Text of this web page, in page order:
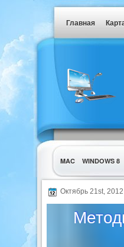
Главная
MAC WINDOWS 8
УТИЛИТЫ
Октябрь 21st, 2012